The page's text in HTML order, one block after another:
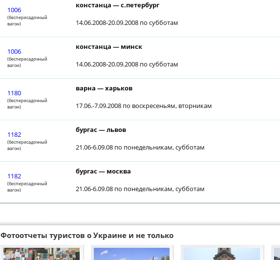
1006
(беспересадочный
вагон)
констанца — с.петербург
14.06.2008-20.09.2008 по субботам
1006
(беспересадочный
вагон)
констанца — минск
14.06.2008-20.09.2008 по субботам
1180
(беспересадочный
вагон)
варна — харьков
17.06.-7.09.2008 по воскресеньям, вторникам
1182
(беспересадочный
вагон)
бургас — львов
21.06-6.09.08 по понедельникам, субботам
1182
(беспересадочный
вагон)
бургас — москва
21.06-6.09.08 по понедельникам, субботам
Фотоотчеты туристов о Украине и не только